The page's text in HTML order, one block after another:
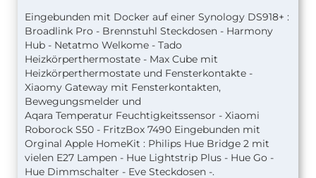
Eingebunden mit Docker auf einer Synology DS918+ :
Broadlink Pro - Brennstuhl Steckdosen - Harmony
Hub - Netatmo Welkome - Tado
Heizkörperthermostate - Max Cube mit
Heizkörperthermostate und Fensterkontakte -
Xiaomy Gateway mit Fensterkontakten,
Bewegungsmelder und
Aqara Temperatur Feuchtigkeitssensor - Xiaomi
Roborock S50 - FritzBox 7490 Eingebunden mit
Orginal Apple HomeKit : Philips Hue Bridge 2 mit
vielen E27 Lampen - Hue Lightstrip Plus - Hue Go -
Hue Dimmschalter - Eve Steckdosen -.